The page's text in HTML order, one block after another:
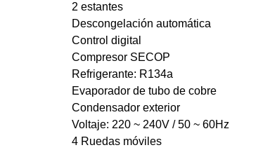
2 estantes
Descongelación automática
Control digital
Compresor SECOP
Refrigerante: R134a
Evaporador de tubo de cobre
Condensador exterior
Voltaje: 220 ~ 240V / 50 ~ 60Hz
4 Ruedas móviles